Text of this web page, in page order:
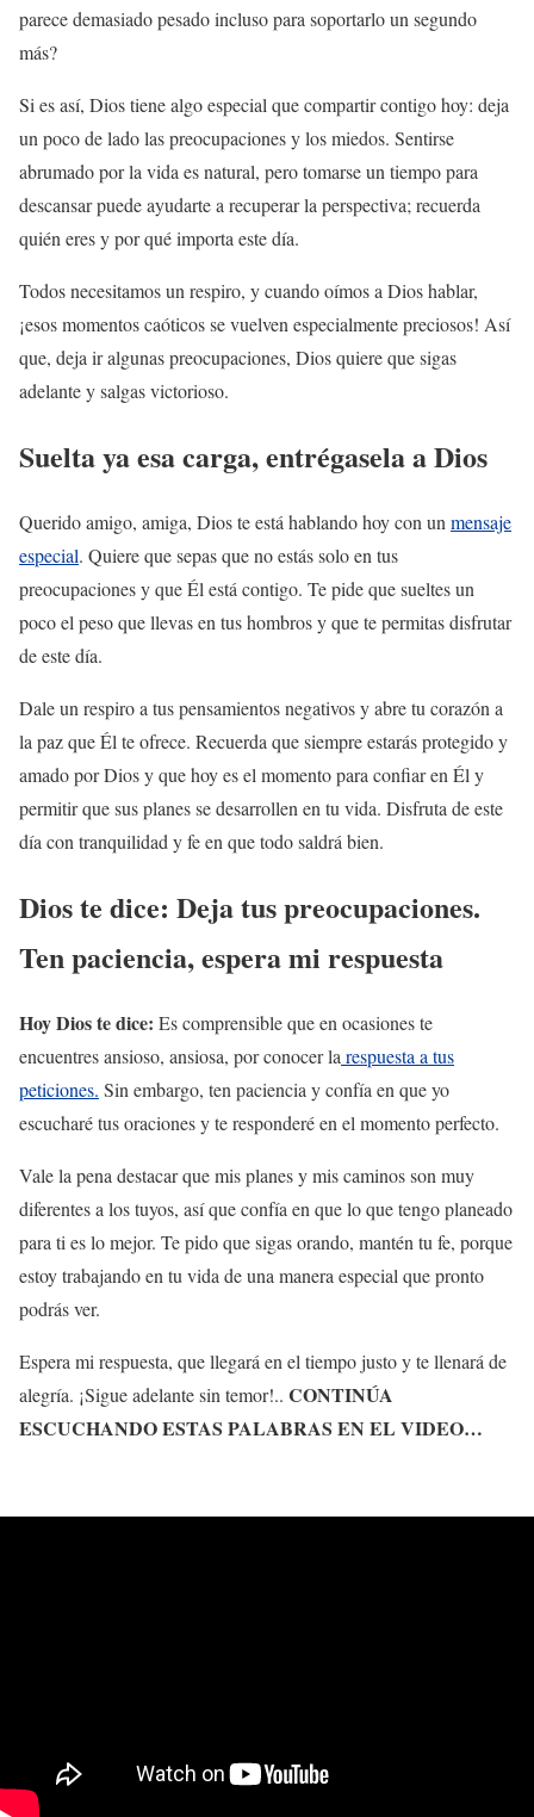
parece demasiado pesado incluso para soportarlo un segundo
más?
Si es así, Dios tiene algo especial que compartir contigo hoy: deja
un poco de lado las preocupaciones y los miedos. Sentirse
abrumado por la vida es natural, pero tomarse un tiempo para
descansar puede ayudarte a recuperar la perspectiva; recuerda
quién eres y por qué importa este día.
Todos necesitamos un respiro, y cuando oímos a Dios hablar,
¡esos momentos caóticos se vuelven especialmente preciosos! Así
que, deja ir algunas preocupaciones, Dios quiere que sigas
adelante y salgas victorioso.
Suelta ya esa carga, entrégasela a Dios
Querido amigo, amiga, Dios te está hablando hoy con un mensaje
especial. Quiere que sepas que no estás solo en tus
preocupaciones y que Él está contigo. Te pide que sueltes un
poco el peso que llevas en tus hombros y que te permitas disfrutar
de este día.
Dale un respiro a tus pensamientos negativos y abre tu corazón a
la paz que Él te ofrece. Recuerda que siempre estarás protegido y
amado por Dios y que hoy es el momento para confiar en Él y
permitir que sus planes se desarrollen en tu vida. Disfruta de este
día con tranquilidad y fe en que todo saldrá bien.
Dios te dice: Deja tus preocupaciones.
Ten paciencia, espera mi respuesta
Hoy Dios te dice: Es comprensible que en ocasiones te
encuentres ansioso, ansiosa, por conocer la respuesta a tus
peticiones. Sin embargo, ten paciencia y confía en que yo
escucharé tus oraciones y te responderé en el momento perfecto.
Vale la pena destacar que mis planes y mis caminos son muy
diferentes a los tuyos, así que confía en que lo que tengo planeado
para ti es lo mejor. Te pido que sigas orando, mantén tu fe, porque
estoy trabajando en tu vida de una manera especial que pronto
podrás ver.
Espera mi respuesta, que llegará en el tiempo justo y te llenará de
alegría. ¡Sigue adelante sin temor!.. CONTINÚA
ESCUCHANDO ESTAS PALABRAS EN EL VIDEO…